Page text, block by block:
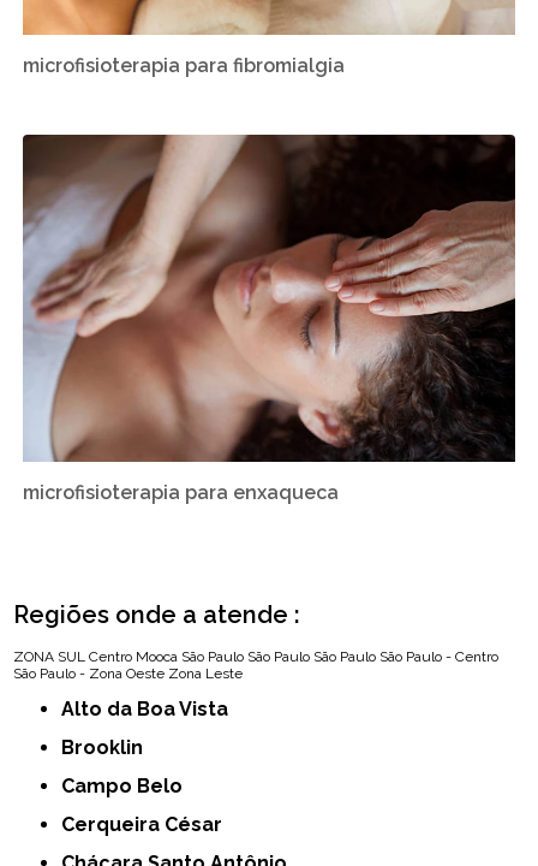
microfisioterapia para fibromialgia
microfisioterapia para enxaqueca
Regiões onde a atende :
ZONA SUL Centro Mooca São Paulo São Paulo São Paulo São Paulo - Centro
São Paulo - Zona Oeste Zona Leste
Alto da Boa Vista
Brooklin
Campo Belo
Cerqueira César